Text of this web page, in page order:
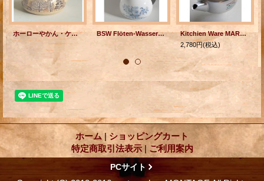
ホーローやかん・ケトル EJIRY エジリー ウッズ・木・森 容量： 2.3Ｌ BSW Flöten-Wasserkessel ca 2,75Ltr. Dekor Bavaria ドイツ製 笛吹ケトル ブルーオニオン柄 容量： 2.75リットル
Kitchien Ware MARUFUTO 花束 3Lアルミケトル/やかん 薔薇柄
2,780円(税込)
ホーム | ショッピングカート
特定商取引法表示 | ご利用案内
PCサイト